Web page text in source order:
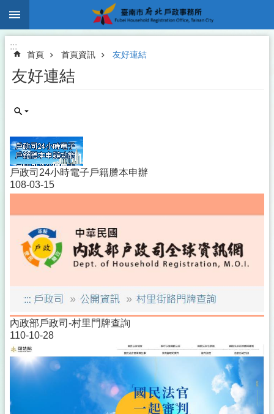
跳到主要內容區塊
:::
首頁 首頁資訊 友好連結
友好連結
戶政司24小時電子戶籍謄本申辦
108-03-15
內政部戶政司-村里門牌查詢
110-10-28